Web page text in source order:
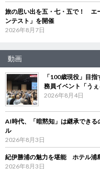
旅の思い出を五・七・五で！ エ
ンテスト」を開催
2026年8月7日
動画
「100歳現役」目
務員イベント「うぇ
2026年8月4日
AI時代、「暗黙知」は継承でき
ル
2026年8月3日
紀伊勝浦の魅力を堪能 ホテル浦
2026年8月3日